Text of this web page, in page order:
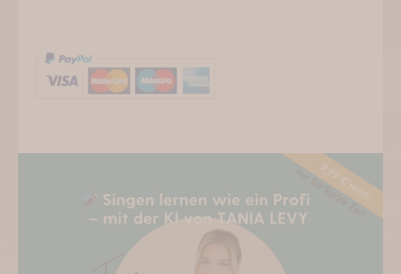
Menge